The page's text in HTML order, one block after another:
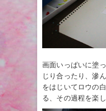
画面いっぱいに塗
じり合ったり、滲
をはじいてロウの
る、その過程を楽し